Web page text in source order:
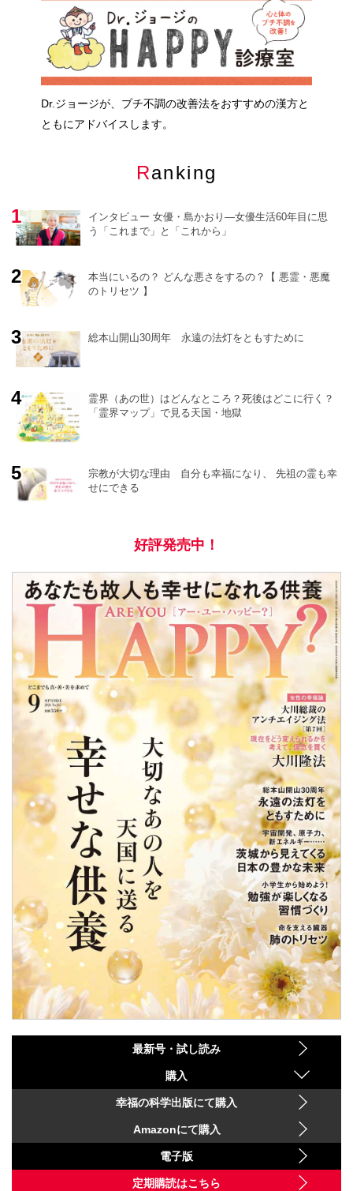
Dr.ジョージが、プチ不調の改善法をおすすめの漢方と
ともにアドバイスします。
Ranking
インタビュー 女優・島かおり―女優生活60年目に思
う「これまで」と「これから」
本当にいるの？ どんな悪さをするの？【 悪霊・悪魔
のトリセツ 】
総本山開山30周年 永遠の法灯をともすために
霊界（あの世）はどんなところ？死後はどこに行く？
「霊界マップ」で見る天国・地獄
宗教が大切な理由 自分も幸福になり、 先祖の霊も幸
せにできる
好評発売中！
最新号・試し読み
購入
幸福の科学出版にて購入
Amazonにて購入
電子版
定期購読はこちら